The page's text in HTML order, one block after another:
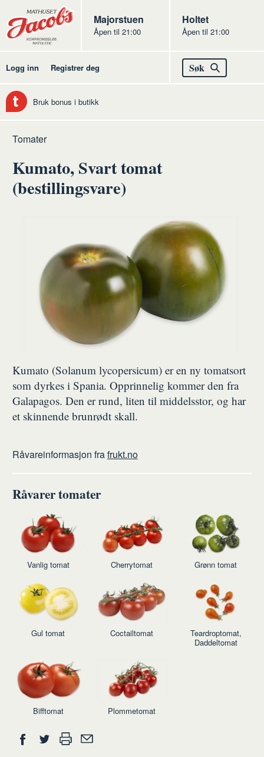
Butikker
Jacobs
Majorstuen
Åpen til 21:00
Jacobs
Holtet
Åpen til 21:00
Logg inn Registrer deg Søk
Bruk bonus i butikk
Hjem
Frukt
grønt
Råvarer
og
grønt
Grønnsaker
Tomater
Kumato, Svart tomat
(bestillingsvare)
Kumato (Solanum lycopersicum) er en ny tomatsort
som dyrkes i Spania. Opprinnelig kommer den fra
Galapagos. Den er rund, liten til middelsstor, og har
et skinnende brunrødt skall.
Råvareinformasjon frafrukt.no
Råvarer tomater
Vanlig tomat Cherrytomat Grønn tomat
Gul tomat Coctailtomat
Teardroptomat,
Daddeltomat
Bifftomat Plommetomat
Del